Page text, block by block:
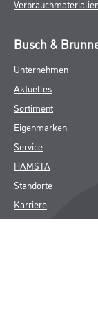
Busch &
Unternehmen
Aktuelles
Sortiment
Eigenmarken
Service
HAMSTA
Standorte
Karriere
FAQ